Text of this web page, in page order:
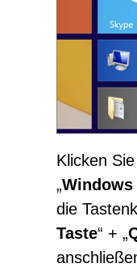
Klicken
„Windows
die
Taste“ + „